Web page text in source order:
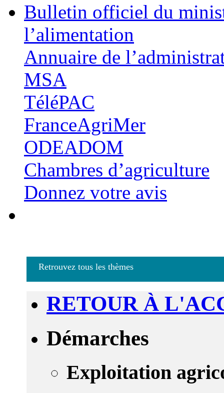
Bulletin officiel du
l’alimentation
Annuaire de
MSA
TéléPAC
FranceAgriMer
ODEADOM
Chambres d’agriculture
Donnez votre avis
Retrouvez tous les thèmes
RETOUR À
Démarches
Exploitation